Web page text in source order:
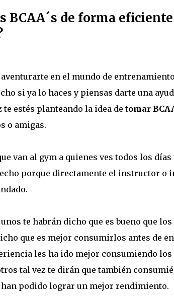
BCAA´s de forma
en el mundo de
si ya lo haces y piensas darte una
estés planteando la idea de tomar
o amigas.
van al gym a quienes ves todos los
porque directamente el instructor o
te habrán dicho que es bueno que
que es mejor consumirlos antes de
les ha ido mejor consumiendo los
tal vez te dirán que también
podido lograr un mejor rendimiento.